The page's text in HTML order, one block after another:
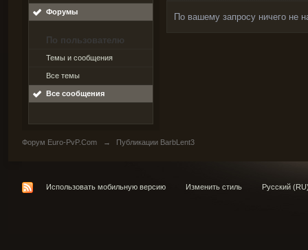
Форумы
По пользователю
Темы и сообщения
Все темы
Все сообщения
По вашему запросу ничего не
Форум Euro-PvP.Com → Публикации BarbLent3
Использовать мобильную версию Изменить стиль Русский